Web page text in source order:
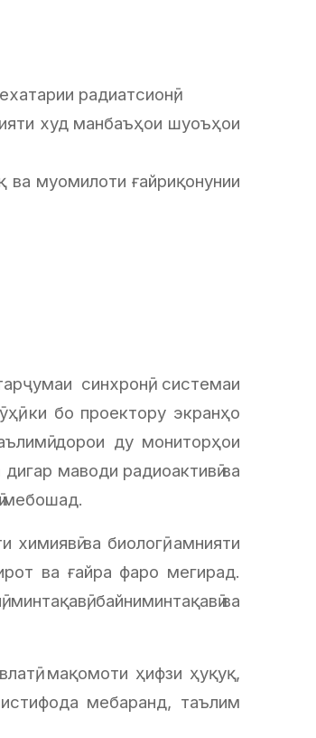
радиатсионӣ;
худ манбаъҳои шуоъҳои
муомилоти ғайриқонунии
синхронӣ, системаи
ки бо проектору экранҳо
дорои ду мониторҳои
маводи радиоактивӣ ва
мебошад.
ва биологӣ, амнияти
ва ғайра фаро мегирад.
байниминтақавӣ ва
мақомоти ҳифзи ҳуқуқ,
мебаранд, таълим